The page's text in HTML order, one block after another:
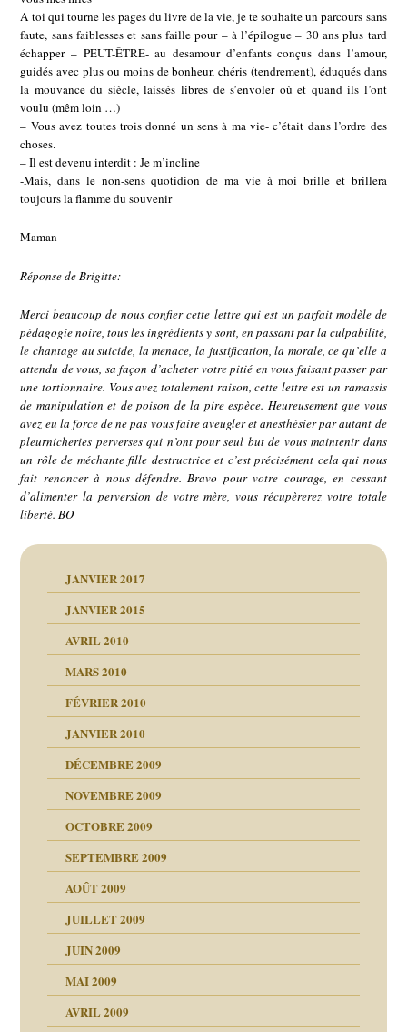
A toi qui tourne les pages du livre de la vie, je te souhaite un parcours sans
faute, sans faiblesses et sans faille pour – à l’épilogue – 30 ans plus tard
échapper – PEUT-ÊTRE- au desamour d’enfants conçus dans l’amour,
guidés avec plus ou moins de bonheur, chéris (tendrement), éduqués dans
la mouvance du siècle, laissés libres de s’envoler où et quand ils l’ont
voulu (mêm loin …)
– Vous avez toutes trois donné un sens à ma vie- c’était dans l’ordre des
choses.
– Il est devenu interdit : Je m’incline
-Mais, dans le non-sens quotidion de ma vie à moi brille et brillera
toujours la flamme du souvenir
Maman
Réponse de Brigitte:
Merci beaucoup de nous confier cette lettre qui est un parfait modèle de
pédagogie noire, tous les ingrédients y sont, en passant par la culpabilité,
le chantage au suicide, la menace, la justification, la morale, ce qu’elle a
attendu de vous, sa façon d’acheter votre pitié en vous faisant passer par
une tortionnaire. Vous avez totalement raison, cette lettre est un ramassis
de manipulation et de poison de la pire espèce. Heureusement que vous
avez eu la force de ne pas vous faire aveugler et anesthésier par autant de
pleurnicheries perverses qui n’ont pour seul but de vous maintenir dans
un rôle de méchante fille destructrice et c’est précisément cela qui nous
fait renoncer à nous défendre. Bravo pour votre courage, en cessant
d’alimenter la perversion de votre mère, vous récupèrerez votre totale
liberté. BO
JANVIER 2017
JANVIER 2015
AVRIL 2010
MARS 2010
FÉVRIER 2010
JANVIER 2010
DÉCEMBRE 2009
NOVEMBRE 2009
OCTOBRE 2009
SEPTEMBRE 2009
AOÛT 2009
JUILLET 2009
JUIN 2009
MAI 2009
AVRIL 2009